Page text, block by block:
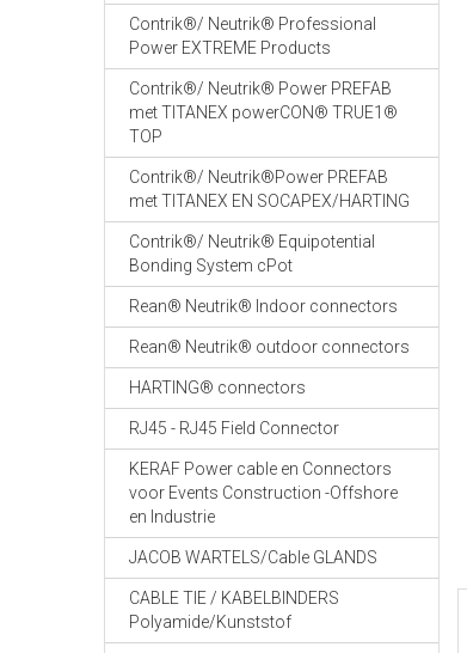
Contrik®/ Neutrik® Professional
Power EXTREME Products
Contrik®/ Neutrik® Power PREFAB
met TITANEX powerCON® TRUE1®
TOP
Contrik®/ Neutrik®Power PREFAB
met TITANEX EN SOCAPEX/HARTING
Contrik®/ Neutrik® Equipotential
Bonding System cPot
Rean® Neutrik® Indoor connectors
Rean® Neutrik® outdoor connectors
HARTING® connectors
RJ45 - RJ45 Field Connector
KERAF Power cable en Connectors
voor Events Construction -Offshore
en Industrie
JACOB WARTELS/Cable GLANDS
CABLE TIE / KABELBINDERS
Polyamide/Kunststof